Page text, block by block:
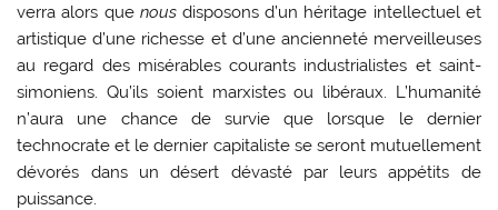
verra alors que nousdisposons d’un héritage intellectuel et
artistique d’une richesse et d’une ancienneté merveilleuses
au regard des misérables courants industrialistes et saint-
simoniens. Qu’ils soient marxistes ou libéraux. L’humanité
n’aura une chance de survie que lorsque le dernier
technocrate et le dernier capitaliste se seront mutuellement
dévorés dans un désert dévasté par leurs appétits de
puissance.